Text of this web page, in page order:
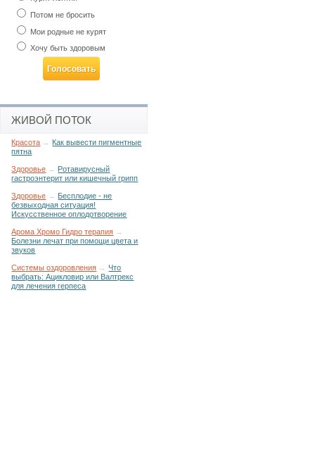
Потом не бросить
Мои родные не курят
Хочу быть здоровым
ЖИВОЙ ПОТОК
Красота → Как вывести пигментные
пятна
Здоровье → Ротавирусный
гастроэнтерит или кишечный грипп
Здоровье → Бесплодие - не
безвыходная ситуация!
Искусственное оплодотворение
Арома Хромо Гидро терапия →
Болезни лечат при помощи цвета и
звуков
Системы оздоровления →Что
выбрать: Ацикловир или Валтрекс
для лечения герпеса